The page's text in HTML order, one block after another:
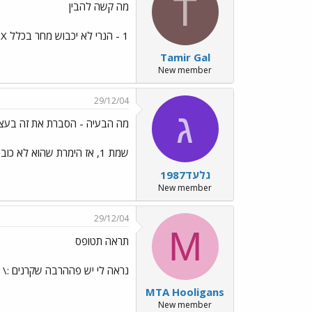
T
Tamir Gal
New member
מה קשה להבין
1 - הנרי לא יכבוש מחר בכלל X - הנרי יכבוש שער אחד 2 - הנרי יכבוש 2 גולים במשחק או יותר
ג
גלעד1987
New member
29/12/04
מה הבעיה - הסברת את זה
שמת 1, אז הימרת שהוא לא כובש ויש על זה יחס 2.45. שמת X, הוא כובש שער אחד. שמת 2, יותר משער אחד. פשוט מאוד
M
MTA Hooligans
New member
29/12/04
תראה תטופס
נראה לי יש פההרבה שקרנים :\